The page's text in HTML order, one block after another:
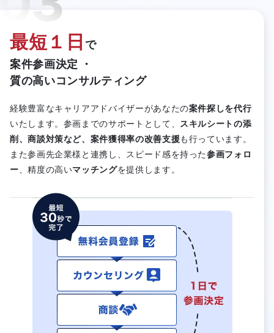
最短１日 で
案件参画決定 ・
質の高いコンサルティング
経験豊富なキャリアアドバイザーがあなたの案件探しを代行
いたします。参画までのサポートとして、
スキルシートの添
削、商談対策など、案件獲得率の改善支援も行っています。
また参画先企業様と連携し、スピード感を持った参画フォロ
ー 、精度の高いマッチングを提供します。